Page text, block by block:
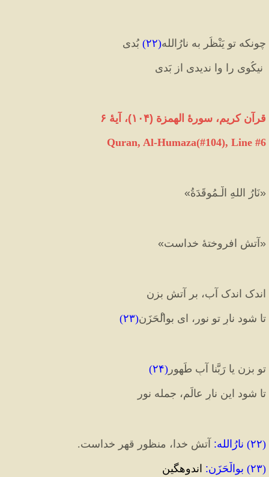
چونکه تو یَنْظُر به نارُالله(۲۲) بُدی
نیکُوی را وا ندیدی از بَدی
قرآن کریم، سورهٔ الهمزة (۱۰۴)، آیهٔ ۶
Quran, Al-Humaza(#104), Line #6
«نَارُ اللهِ الْـمُوقَدَةُ»
«آتش افروختهٔ خداست»
اندک اندک آب، بر آتش بزن
تا شود نارِ تو نور، ای بوالحَزَن(۲۳)
تو بزن یا رَبَّنا آبِ طَهور (۲۴)
تا شود این نارِ عالَم، جمله نور
(۲۲) نارُالله: آتش خدا، منظور قهر خداست.
(۲۳) بوالْحَزَن: اندوهگین